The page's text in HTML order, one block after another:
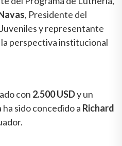
, Presidente del
y representante
perspectiva institucional
con 2.500 USDy un
sido concedido a Richard